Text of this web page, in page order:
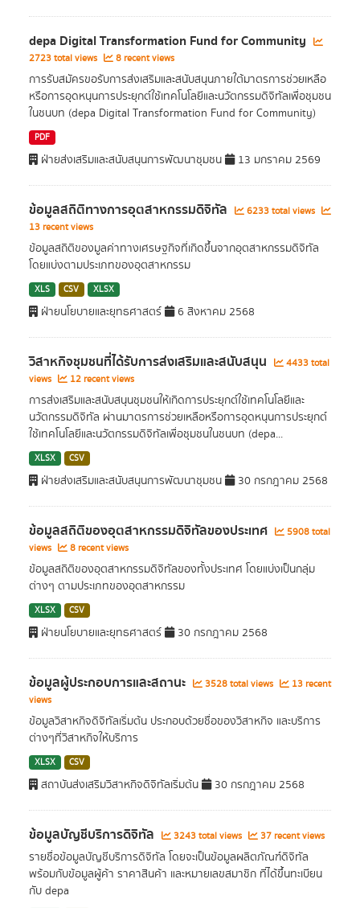
depa Digital Transformation Fund for Community
2723 total views 8 recent views
การรับสมัครขอรับการส่งเสริมและสนับสนุนภายใต้มาตรการช่วยเหลือ
หรือการอุดหนุนการประยุกต์ใช้เทคโนโลยีและนวัตกรรมดิจิทัลเพื่อชุมชน
ในชนบท (depa Digital Transformation Fund for Community)
PDF
ฝ่ายส่งเสริมและสนับสนุนการพัฒนาชุมชน 13 มกราคม 2569
ข้อมูลสถิติทางการอุตสาหกรรมดิจิทัล
6233 total views
13 recent views
ข้อมูลสถิติของมูลค่าทางเศรษฐกิจที่เกิดขึ้นจากอุตสาหกรรมดิจิทัล
โดยแบ่งตามประเภทของอุตสาหกรรม
XLS CSV XLSX
ฝ่ายนโยบายและยุทธศาสตร์ 6 สิงหาคม 2568
วิสาหกิจชุมชนที่ได้รับการส่งเสริมและสนับสนุน
4433 total
views
12 recent views
การส่งเสริมและสนับสนุนชุมชนให้เกิดการประยุกต์ใช้เทคโนโลยีและ
นวัตกรรมดิจิทัล ผ่านมาตรการช่วยเหลือหรือการอุดหนุนการประยุกต์
ใช้เทคโนโลยีและนวัตกรรมดิจิทัลเพื่อชุมชนในชนบท (depa...
XLSX CSV
ฝ่ายส่งเสริมและสนับสนุนการพัฒนาชุมชน 30 กรกฎาคม 2568
ข้อมูลสถิติของอุตสาหกรรมดิจิทัลของประเทศ
5908 total
views
8 recent views
ข้อมูลสถิติของอุตสาหกรรมดิจิทัลของทั้งประเทศ โดยแบ่งเป็นกลุ่ม
ต่างๆ ตามประเภทของอุตสาหกรรม
XLSX CSV
ฝ่ายนโยบายและยุทธศาสตร์ 30 กรกฎาคม 2568
ข้อมูลผู้ประกอบการและสถานะ 3528 total views
13 recent
views
ข้อมูลวิสาหกิจดิจิทัลเริ่มต้น ประกอบด้วยชื่อของวิสาหกิจ และบริการ
ต่างๆที่วิสาหกิจให้บริการ
XLSX CSV
สถาบันส่งเสริมวิสาหกิจดิจิทัลเริ่มต้น 30 กรกฎาคม 2568
ข้อมูลบัญชีบริการดิจิทัล 3243 total views 37 recent views
รายชื่อข้อมูลบัญชีบริการดิจิทัล โดยจะเป็นข้อมูลผลิตภัณฑ์ดิจิทัล
พร้อมกับข้อมูลผู้ค้า ราคาสินค้า และหมายเลขสมาชิก ที่ได้ขึ้นทะเบียน
กับ depa